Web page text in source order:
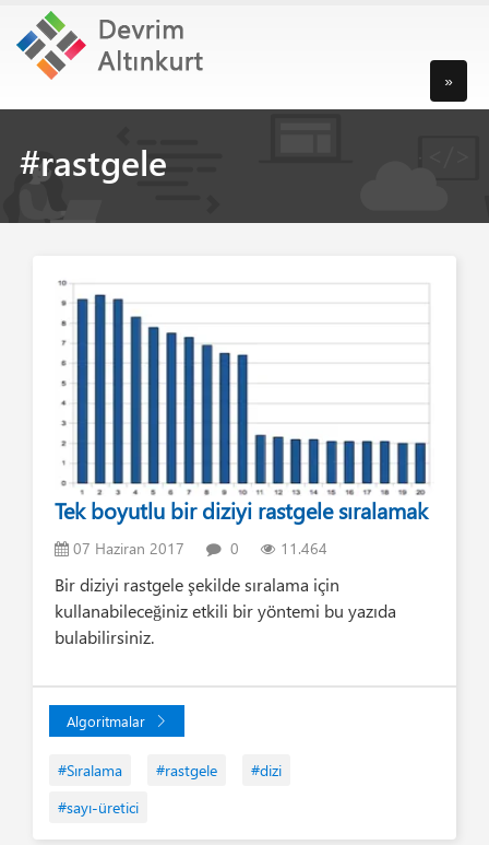
»
#rastgele
Tek boyutlu bir diziyi rastgele sıralamak
07 Haziran 2017 0 11.464
Bir diziyi rastgele şekilde sıralama için
kullanabileceğiniz etkili bir yöntemi bu yazıda
bulabilirsiniz.
Algoritmalar
#Sıralama #rastgele
#dizi
#sayı-üretici